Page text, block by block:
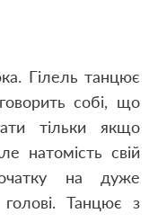
Гілель танцює
собі, що
тільки якщо
натомість свій
на дуже
Танцює з